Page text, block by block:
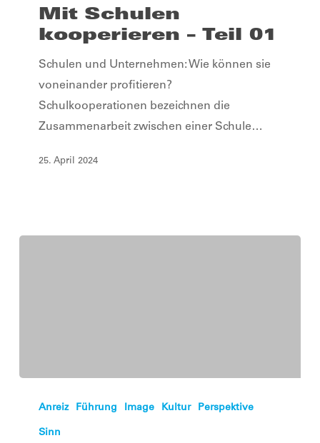
kooperieren
Mit Schulen
kooperieren – Teil 01
Schulen und Unternehmen: Wie können sie
voneinander profitieren?
Schulkooperationen bezeichnen die
Zusammenarbeit zwischen einer Schule…
25. April 2024
Boy’s
Anreiz Führung Image Kultur Perspektive
Sinn